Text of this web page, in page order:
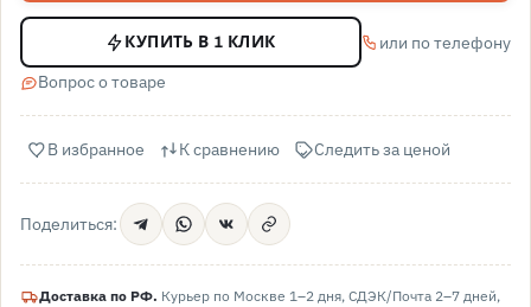
КУПИТЬ В 1 КЛИК
или по телефону
Вопрос о товаре
В избранное К сравнению Следить за ценой
Поделиться:
Доставка по РФ. Курьер по Москве 1–2 дня, СДЭК/Почта 2–7 дней,